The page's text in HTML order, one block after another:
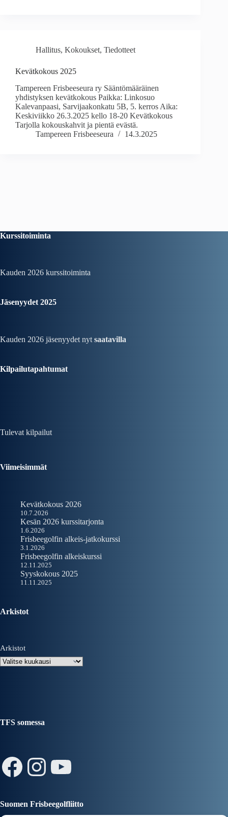
Hallitus, Kokoukset, Tiedotteet
Kevätkokous 2025
Tampereen Frisbeeseura ry Sääntömääräinen
yhdistyksen kevätkokous Paikka: Linkosuo
Kalevanpaasi, Sarvijaakonkatu 5B, 5. kerros Aika:
Keskiviikko 26.3.2025 kello 18-20 Kevätkokous
Tarjolla kokouskahvit ja pientä evästä.
Tampereen Frisbeeseura
14.3.2025
Kurssitoiminta
Kauden 2026 kurssitoiminta
Jäsenyydet 2025
Kauden 2026 jäsenyydet nyt saatavilla
Kilpailutapahtumat
Tulevat kilpailut
Viimeisimmät
Kevätkokous 2026
10.7.2026
Kesän 2026 kurssitarjonta
1.6.2026
Frisbeegolfin alkeis-jatkokurssi
3.1.2026
Frisbeegolfin alkeiskurssi
12.11.2025
Syyskokous 2025
11.11.2025
Arkistot
Arkistot
TFS somessa
Facebook
Instagram
YouTube
Suomen Frisbeegolfliitto